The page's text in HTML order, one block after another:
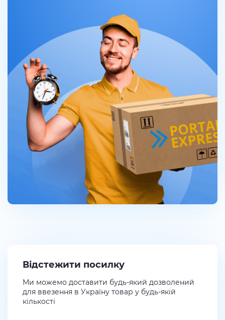
Відстежити посилку
Ми можемо доставити будь-який дозволений
для ввезення в Україну товар у будь-якій
кількості